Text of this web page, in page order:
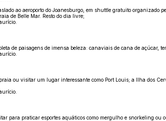
ao aeroporto do Joanesburgo, em shuttle gratuito organizado
de Belle Mar. Resto do dia livre;
de paisagens de imensa beleza: canaviais de cana de
ou visitar um lugar interessante como Port Louis; a Ilha dos
para praticar esportes aquáticos como mergulho e snorkeling ou